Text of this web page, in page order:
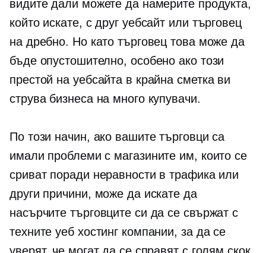
видите дали можете да намерите продукта,
който искате, с друг уебсайт или търговец
на дребно. Но като търговец това може да
бъде опустошително, особено ако този
престой на уебсайта в крайна сметка ви
струва бизнеса на много купувачи.
По този начин, ако вашите търговци са
имали проблеми с магазините им, които се
сриват поради неравности в трафика или
други причини, може да искате да
насърчите търговците си да се свържат с
техните уеб хостинг компании, за да се